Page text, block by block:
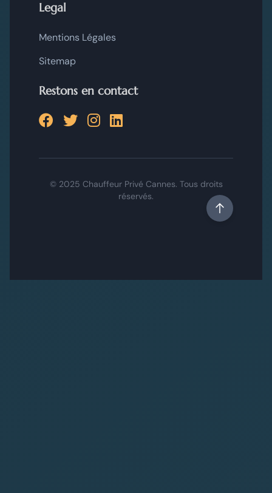
Legal
Mentions Légales
Sitemap
Restons en contact
© 2025 Chauffeur Privé Cannes. Tous droits
réservés.